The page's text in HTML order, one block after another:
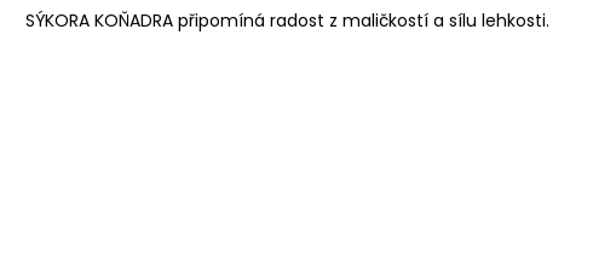
SÝKORA KOŇADRA připomíná radost z maličkostí a sílu lehkosti.